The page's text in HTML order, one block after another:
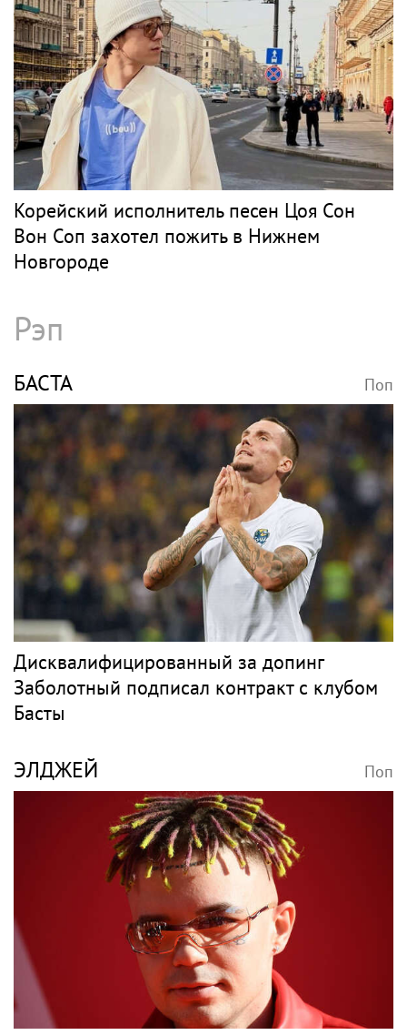
Корейский исполнитель песен Цоя Сон
Вон Соп захотел пожить в Нижнем
Новгороде
Рэп
БАСТА Поп
Дисквалифицированный за допинг
Заболотный подписал контракт с клубом
Басты
ЭЛДЖЕЙ Поп